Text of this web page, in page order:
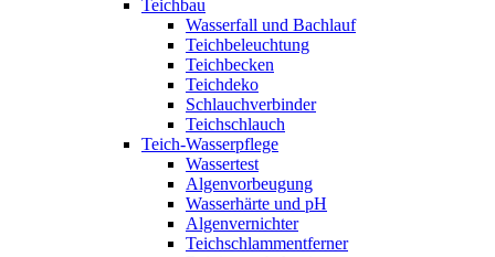
Teichbau
Wasserfall und Bachlauf
Teichbeleuchtung
Teichbecken
Teichdeko
Schlauchverbinder
Teichschlauch
Teich-Wasserpflege
Wassertest
Algenvorbeugung
Wasserhärte und pH
Algenvernichter
Teichschlammentferner